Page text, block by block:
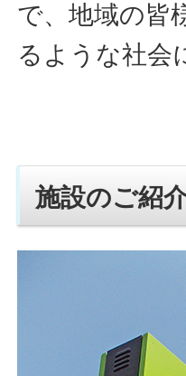
で、地域の皆
るような社会
施設のご紹